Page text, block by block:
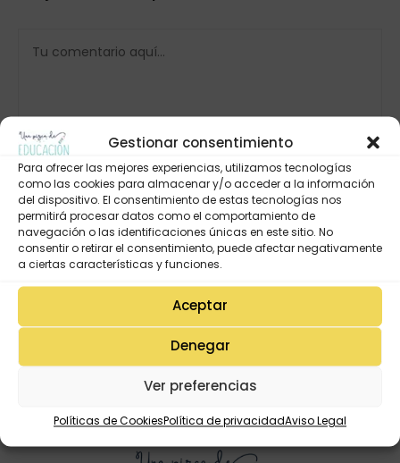
Gestionar consentimiento
Para ofrecer las mejores experiencias, utilizamos tecnologías
como las cookies para almacenar y/o acceder a la información
del dispositivo. El consentimiento de estas tecnologías nos
permitirá procesar datos como el comportamiento de
navegación o las identificaciones únicas en este sitio. No
consentir o retirar el consentimiento, puede afectar negativamente
a ciertas características y funciones.
Aceptar
Denegar
Ver preferencias
Políticas de CookiesPolítica de privacidadAviso Legal